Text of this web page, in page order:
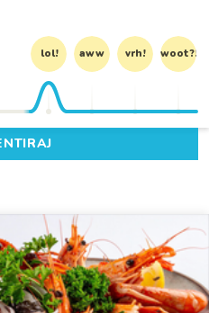
lol! aww vrh! woot?!